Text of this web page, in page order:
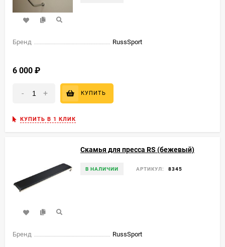
Бренд RussSport
6 000
- + КУПИТЬ
КУПИТЬ В 1 КЛИК
Скамья для пресса RS (бежевый)
В НАЛИЧИИ АРТИКУЛ: 8345
Бренд RussSport